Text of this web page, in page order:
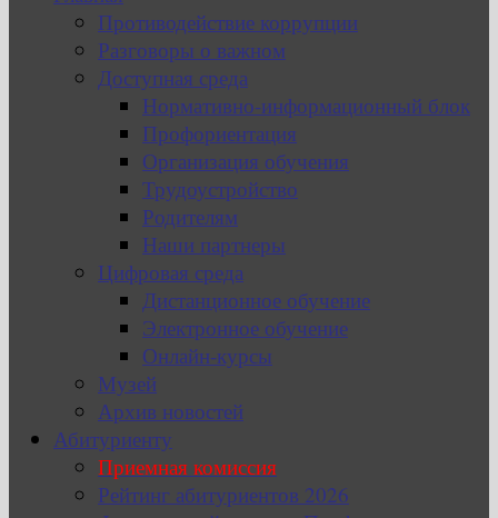
Противодействие коррупции
Разговоры о важном
Доступная среда
Нормативно-информационный блок
Профориентация
Организация обучения
Трудоустройство
Родителям
Наши партнеры
Цифровая среда
Дистанционное обучение
Электронное обучение
Онлайн-курсы
Музей
Архив новостей
Абитуриенту
Приемная комиссия
Рейтинг абитуриентов 2026